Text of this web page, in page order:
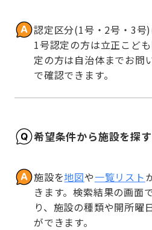
認定区分(1号・2号・3号)
1号認定の方は立正こど
定の方は自治体までお問
で確認できます。
希望条件から施設を探
施設を地図や一覧リスト
きます。検索結果の画面
り、施設の種類や開所曜
ができます。